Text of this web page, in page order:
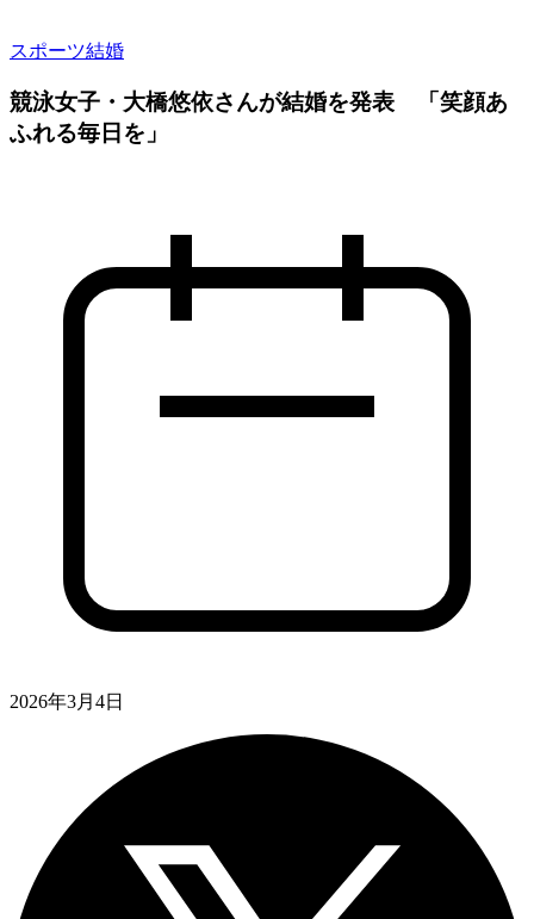
スポーツ結婚
競泳女子・大橋悠依さんが結婚を発表 「笑顔あ
ふれる毎日を」
2026年3月4日